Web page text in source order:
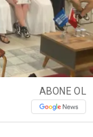
ABONE OL